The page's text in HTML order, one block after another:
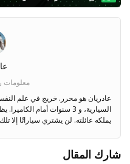
معلومات
السيارية، و 3 سنوات أمام
يملكه عائلته. لن يشتري سياراتًا إلا
شارك المقال